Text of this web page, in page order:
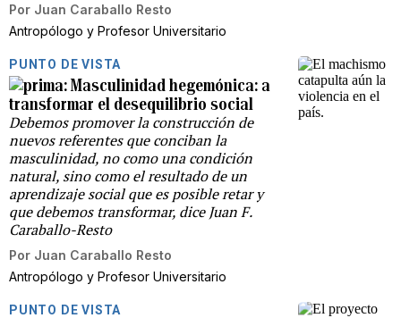
Por Juan Caraballo Resto
Antropólogo y Profesor Universitario
PUNTO DE VISTA
Masculinidad hegemónica: a
transformar el desequilibrio social
Debemos promover la construcción de
nuevos referentes que conciban la
masculinidad, no como una condición
natural, sino como el resultado de un
aprendizaje social que es posible retar y
que debemos transformar, dice Juan F.
Caraballo-Resto
Por Juan Caraballo Resto
Antropólogo y Profesor Universitario
PUNTO DE VISTA